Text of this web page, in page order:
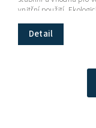
Detail
vnitřní použití.
s UV ochranou. ...